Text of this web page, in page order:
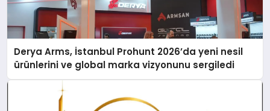
Derya Arms, İstanbul Prohunt 2026’da yeni nesil
ürünlerini ve global marka vizyonunu sergiledi